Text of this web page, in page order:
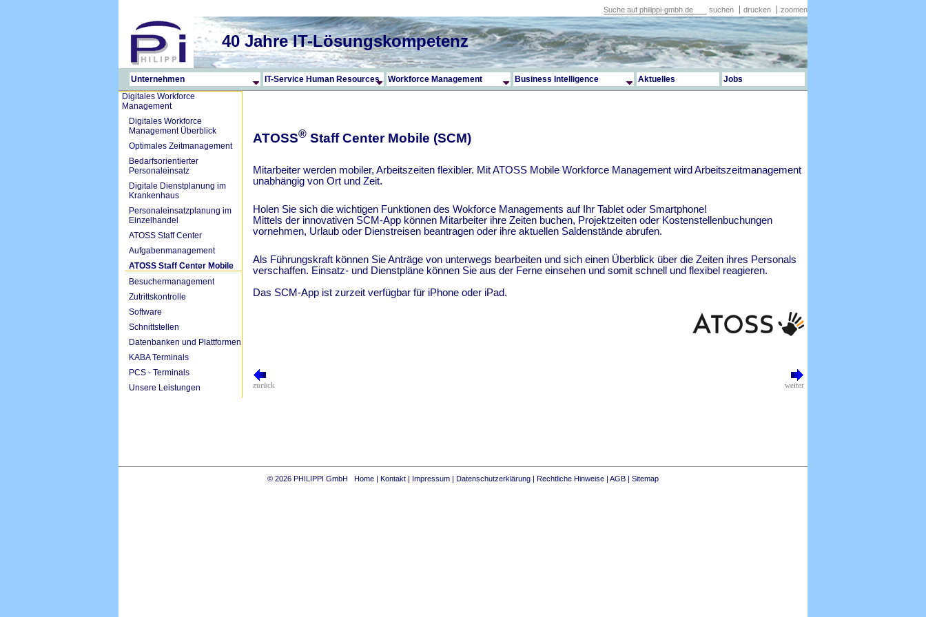
suchen drucken zoomen
40 Jahre IT-Lösungskompetenz
Digitales Workforce
Management
Digitales Workforce
Management Überblick
Optimales Zeitmanagement
Bedarfsorientierter
Personaleinsatz
Digitale Dienstplanung im
Krankenhaus
Personaleinsatzplanung im
Einzelhandel
ATOSS Staff Center
Aufgabenmanagement
ATOSS Staff Center Mobile
Besuchermanagement
Zutrittskontrolle
Software
Schnittstellen
Datenbanken und Plattformen
KABA Terminals
PCS - Terminals
Unsere Leistungen
ATOSS® Staff Center Mobile (SCM)
Mitarbeiter werden mobiler, Arbeitszeiten flexibler. Mit ATOSS Mobile Workforce Management wird Arbeitszeitmanagement
unabhängig von Ort und Zeit.
Holen Sie sich die wichtigen Funktionen des Wokforce Managements auf Ihr Tablet oder Smartphone!
Mittels der innovativen SCM-App können Mitarbeiter ihre Zeiten buchen, Projektzeiten oder Kostenstellenbuchungen
vornehmen, Urlaub oder Dienstreisen beantragen oder ihre aktuellen Saldenstände abrufen.
Als Führungskraft können Sie Anträge von unterwegs bearbeiten und sich einen Überblick über die Zeiten ihres Personals
verschaffen. Einsatz- und Dienstpläne können Sie aus der Ferne einsehen und somit schnell und flexibel reagieren.
Das SCM-App ist zurzeit verfügbar für iPhone oder iPad.
zurück weiter
© 2026 PHILIPPI GmbH Home | Kontakt | Impressum | Datenschutzerklärung | Rechtliche Hinweise | AGB | Sitemap
Unternehmen IT-Service Human Resources Workforce Management Business Intelligence Aktuelles Jobs